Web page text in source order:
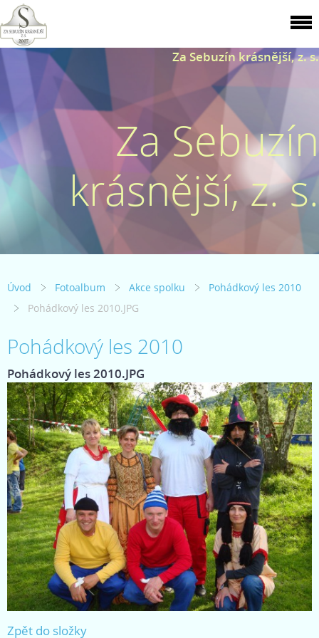
Za Sebuzín krásnější, z. s.
Za Sebuzín
krásnější, z. s.
Úvod Fotoalbum Akce spolku
Pohádkový les 2010
Pohádkový les 2010.JPG
Pohádkový les 2010
Pohádkový les 2010.JPG
Zpět do složky